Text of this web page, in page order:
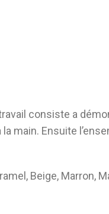
consiste a
main. Ensuite
Beige, Marron,